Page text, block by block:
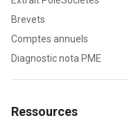
Brevets
Comptes annuels
Diagnostic nota PME
Ressources